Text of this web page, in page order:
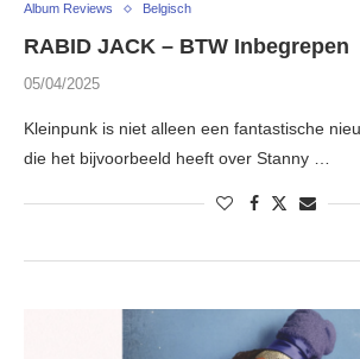
Album Reviews Belgisch
RABID JACK – BTW Inbegrepen
05/04/2025
Kleinpunk is niet alleen een fantastische
die het bijvoorbeeld heeft over Stanny …